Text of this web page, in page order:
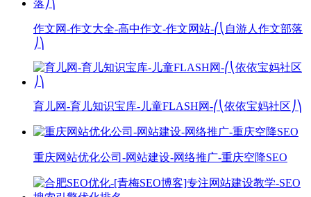
作文网-作文大全-高中作文-作文网站-⎛⎝自游人作文部落
⎠⎞
育儿网-育儿知识宝库-儿童FLASH网-⎛⎝依依宝妈社区⎠⎞
重庆网站优化公司-网站建设-网络推广-重庆空降SEO